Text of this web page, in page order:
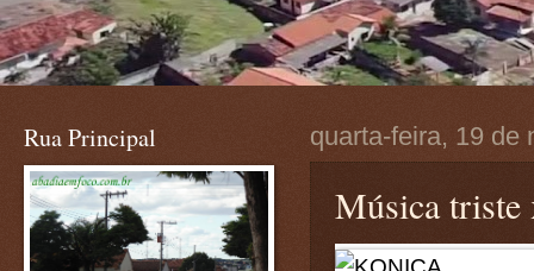
quarta-feira, 19 de
Música triste
Rua Principal